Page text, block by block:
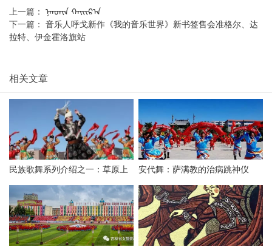
上一篇： ᠨᠠᠨᠳᠢᠨ ᠬᠠᠢᠢᠷ᠎ᠠ
下一篇： 音乐人呼戈新作《我的音乐世界》新书签售会准格尔、达
拉特、伊金霍洛旗站
相关文章
民族歌舞系列介绍之一：草原上
的“安代”和安代舞
安代舞：萨满教的治病跳神仪
式，最古老的心理治疗！